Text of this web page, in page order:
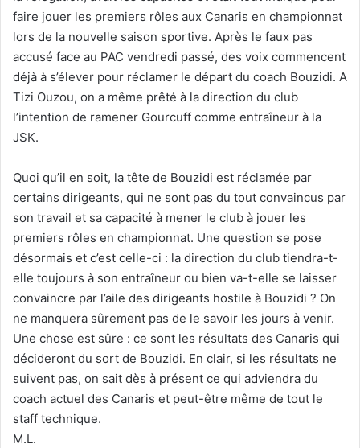
faire jouer les premiers rôles aux Canaris en championnat
lors de la nouvelle saison sportive. Après le faux pas
accusé face au PAC vendredi passé, des voix commencent
déjà à s’élever pour réclamer le départ du coach Bouzidi. A
Tizi Ouzou, on a même prêté à la direction du club
l’intention de ramener Gourcuff comme entraîneur à la
JSK.
Quoi qu’il en soit, la tête de Bouzidi est réclamée par
certains dirigeants, qui ne sont pas du tout convaincus par
son travail et sa capacité à mener le club à jouer les
premiers rôles en championnat. Une question se pose
désormais et c’est celle-ci : la direction du club tiendra-t-
elle toujours à son entraîneur ou bien va-t-elle se laisser
convaincre par l’aile des dirigeants hostile à Bouzidi ? On
ne manquera sûrement pas de le savoir les jours à venir.
Une chose est sûre : ce sont les résultats des Canaris qui
décideront du sort de Bouzidi. En clair, si les résultats ne
suivent pas, on sait dès à présent ce qui adviendra du
coach actuel des Canaris et peut-être même de tout le
staff technique.
M.L.